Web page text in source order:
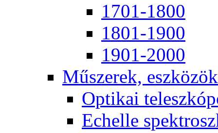
1701-1800
1801-1900
1901-2000
Mű­sze­rek, esz­kö­zök
Op­ti­kai
Echel­le